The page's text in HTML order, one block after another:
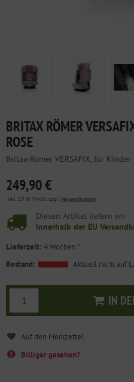
BRITAX RÖMER
ROSE
Britax-Römer VERSAFIX, für
249,90 €
inkl. 19 % MwSt. zzgl. Versandkosten
Diesen Artikel liefern wir
innerhalb der EU
Lieferzeit: 4 Wochen *
Bestand:
Aktuell nicht auf
IN In
Billiger gesehen?